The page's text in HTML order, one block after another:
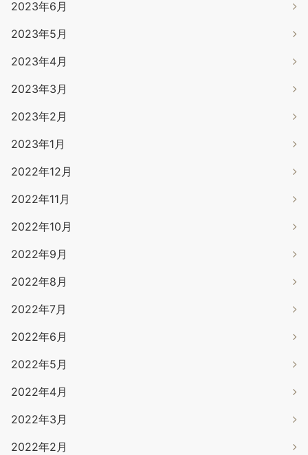
2023年6月
2023年5月
2023年4月
2023年3月
2023年2月
2023年1月
2022年12月
2022年11月
2022年10月
2022年9月
2022年8月
2022年7月
2022年6月
2022年5月
2022年4月
2022年3月
2022年2月